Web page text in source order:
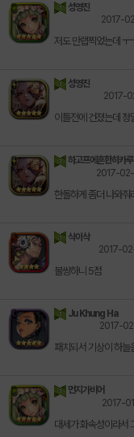
성영진
2017-
저도 만랩찍었는데
성영진
2017-
이틀전에 건졌는데 정
하고프에흔한히카루
2017-
한돌하게 좀더 나와줘
삭이삭
2017-
불쌍하니 5점
Ju Khung Ha
2017-
패치되서 기상이 하늘
먼지가비어
2017-
대세가 화속성이라서